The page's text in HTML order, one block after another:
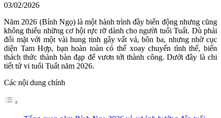
03/02/2026
Năm 2026 (Bính Ngọ) là một hành trình đầy biến động nhưng cũng
không thiếu những cơ hội rực rỡ dành cho người tuổi Tuất. Dù phải
đối mặt với một vài hung tinh gây vất vả, bôn ba, nhưng nhờ cục
diện Tam Hợp, bạn hoàn toàn có thể xoay chuyển tình thế, biến
thách thức thành bàn đạp để vươn tới thành công. Dưới đây là chi
tiết tử vi tuổi Tuất năm 2026.
Các nội dung chính